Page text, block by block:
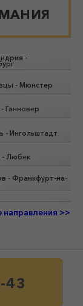
-
- Мюнстер
- Ганновер
- Ингольштадт
- Любек
- Франкфурт-на-
направления >>
43